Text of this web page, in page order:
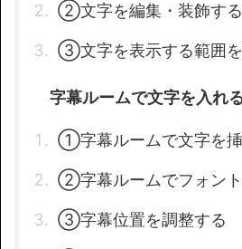
②文字を編集・装飾する
③文字を表示する範囲
字幕ルームで文字を入れ
①字幕ルームで文字を
②字幕ルームでフォン
③字幕位置を調整する